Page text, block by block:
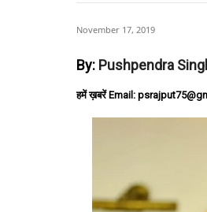
November 17, 2019
By: Pushpendra
हमें ख़बरें Email: